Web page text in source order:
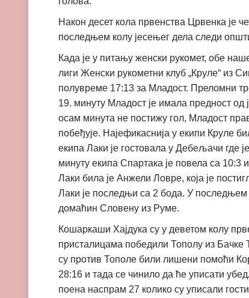
Након десет кола првенства Црвенка је
последњем колу јесењег дела следи
Када је у питању женски рукомет, обе
лиги Женски рукометни клуб „Круле“ из
полувреме 17:13 за Младост. Преломни
19. минуту Младост је имала предност од
осам минута не постижу гол, Младост
побеђује. Најефикаснија у екипи Круле
екипа Лаки је гостовала у Дебељачи где
минуту екипа Спартака је повела са 10:3
Лаки била је Анжели Ловре, која је
Лаки је последњи са 2 бода. У последњем
домаћин Словену из Руме.
Кошаркаши Хајдука су у деветом колу
присталицама победили Тополу из Бачке
су против Тополе били лишени помоћи
28:16 и тада се чинило да ће уписати
поена наспрам 27 колико су уписали